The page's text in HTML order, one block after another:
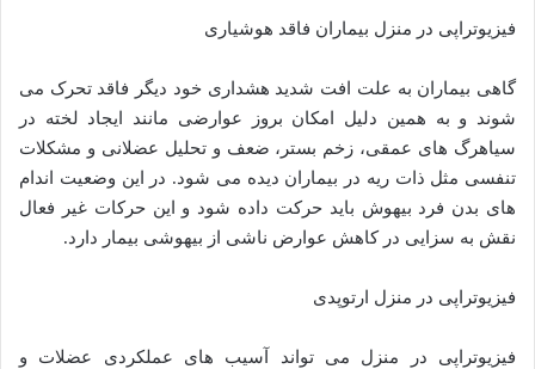
فیزیوتراپی در منزل بیماران فاقد هوشیاری
گاهی بیماران به علت افت شدید هشداری خود دیگر فاقد تحرک می
شوند و به همین دلیل امکان بروز عوارضی مانند ایجاد لخته در
سیاهرگ های عمقی، زخم بستر، ضعف و تحلیل عضلانی و مشکلات
تنفسی مثل ذات ریه در بیماران دیده می شود. در این وضعیت اندام
های بدن فرد بیهوش باید حرکت داده شود و این حرکات غیر فعال
نقش به سزایی در کاهش عوارض ناشی از بیهوشی بیمار دارد.
فیزیوتراپی در منزل ارتوپدی
فیزیوتراپی در منزل می تواند آسیب های عملکردی عضلات و